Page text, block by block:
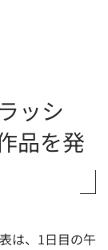
ッシ
品を発
は、1日目の午